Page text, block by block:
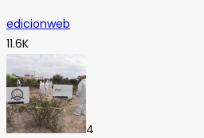
edicionweb
11.6K
4